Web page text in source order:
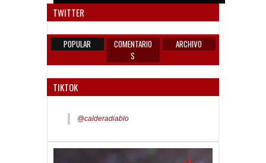
TWITTER
POPULAR
COMENTARIO
S
ARCHIVO
TIKTOK
@calderadiablo